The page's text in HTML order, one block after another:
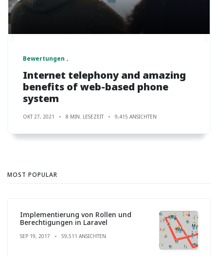
Bewertungen
Internet telephony and amazing
benefits of web-based phone
system
OKT 27, 2021 8 MIN. LESEZEIT 9,415 ANSICHTEN
MOST POPULAR
Implementierung von Rollen und
Berechtigungen in Laravel
SEP 19, 2017 59,511 ANSICHTEN